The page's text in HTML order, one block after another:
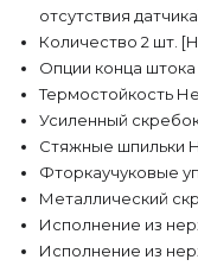
отсутствия
Количество 2 шт.
Опции конца
Термостойкость
Усиленный
Стяжные шпильки
Фторкаучуковые
Металлический
Исполнение из
Исполнение из